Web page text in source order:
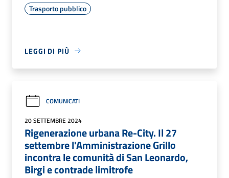
Trasporto pubblico
LEGGI DI PIÙ
COMUNICATI
20 SETTEMBRE 2024
Rigenerazione urbana Re-City. Il 27
settembre l'Amministrazione Grillo
incontra le comunità di San Leonardo,
Birgi e contrade limitrofe